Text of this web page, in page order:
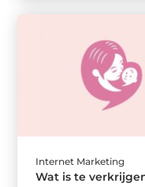
Internet Marketing
Wat is te